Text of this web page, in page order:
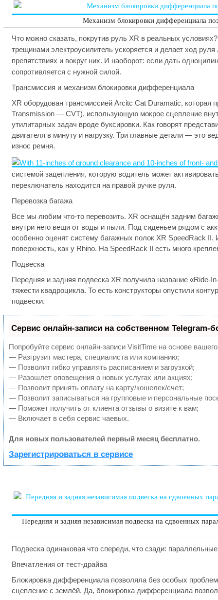
Механизм блокировки дифференциала
Что можно сказать, покрутив руль XR в реальных
трещинами электроусилитель ускоряется и делает ход
препятствиях и вокруг них. И наоборот: если дать
сопротивляется с нужной силой.
Трансмиссия и механизм блокировки дифференциала
XR оборудован трансмиссией Arcitc Cat Duramatic, которая
Transmission — CVT), использующую мокрое сцепление
утилитарных задач вроде буксировки. Как говорят
двигателя в минуту и нагрузку. Три главные детали — это
износ ремня.
системой зацепления, которую водитель может
переключатель находится на правой ручке руля.
Перевозка багажа
Все мы любим что-то перевозить. XR оснащён задним
внутри него вещи от воды и пыли. Под сиденьем рядом с
особенно оценят систему багажных полок XR SpeedRack II.
поверхность, как у Rhino. На SpeedRack II есть много
Подвеска
Передняя и задняя подвеска XR получила название «Ride-
тяжести квадроцикла. То есть конструкторы опустили
подвески.
Сервис онлайн-записи на собственном Telegram-
Попробуйте сервис онлайн-записи VisitTime на основе
— Разгрузит мастера, специалиста или компанию;
— Позволит гибко управлять расписанием и загрузкой;
— Разошлет оповещения о новых услугах или акциях;
— Позволит принять оплату на карту/кошелек/счет;
— Позволит записываться на групповые и персональные
— Поможет получить от клиента отзывы о визите к вам;
— Включает в себя сервис чаевых.
Для новых пользователей первый месяц бесплатно.
Зарегистрироваться в сервисе
Передняя и задняя независимая подвеска на сдвоенных
Подвеска одинаковая что спереди, что сзади:
Впечатления от тест-драйва
Блокировка дифференциала позволяла без особых
сцепление с землёй. Да, блокировка дифференциала